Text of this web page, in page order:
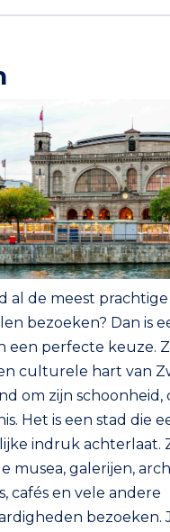
al de meest
bezoeken? Dan is
een perfecte keuze.
culturele hart van
om zijn
Het is een stad die
indruk achterlaat.
musea, galerijen,
cafés en vele andere
bezoeken.